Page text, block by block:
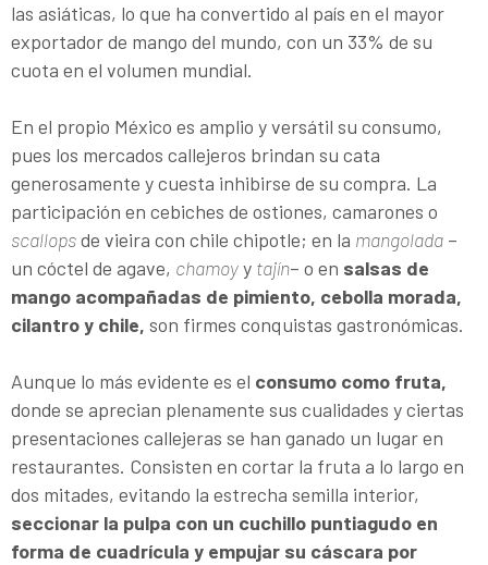
las asiáticas, lo que ha convertido al país en el mayor
exportador de mango del mundo, con un 33% de su
cuota en el volumen mundial.
En el propio México es amplio y versátil su consumo,
pues los mercados callejeros brindan su cata
generosamente y cuesta inhibirse de su compra. La
participación en cebiches de ostiones, camarones o
scallopsde vieira con chile chipotle; en la mangolada –
un cóctel de agave, chamoyy tajín– o en salsas de
mango acompañadas de pimiento, cebolla morada,
cilantro y chile, son firmes conquistas gastronómicas.
Aunque lo más evidente es el consumo como fruta,
donde se aprecian plenamente sus cualidades y ciertas
presentaciones callejeras se han ganado un lugar en
restaurantes. Consisten en cortar la fruta a lo largo en
dos mitades, evitando la estrecha semilla interior,
seccionar la pulpa con un cuchillo puntiagudo en
forma de cuadrícula y empujar su cáscara por